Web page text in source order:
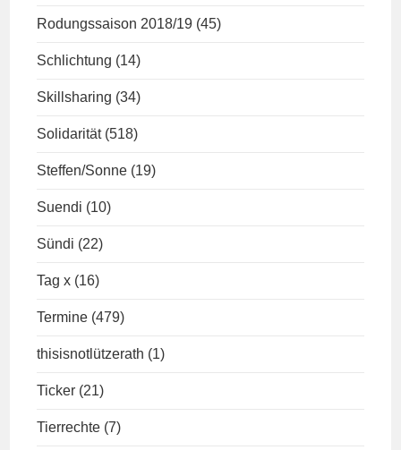
Rodungssaison 2018/19 (45)
Schlichtung (14)
Skillsharing (34)
Solidarität (518)
Steffen/Sonne (19)
Suendi (10)
Sündi (22)
Tag x (16)
Termine (479)
thisisnotlützerath (1)
Ticker (21)
Tierrechte (7)